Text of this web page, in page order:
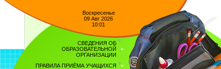
Воскресенье
09 Авг 2026
10:01
СВЕДЕНИЯ ОБ
ОБРАЗОВАТЕЛЬНОЙ
ОРГАНИЗАЦИИ
ПРАВИЛА ПРИЁМА УЧАЩИХСЯ